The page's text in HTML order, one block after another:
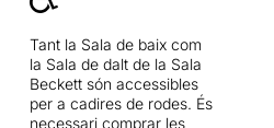
Ell ésOriol Genís amb una
magnífica interpretació
d’una vida, segons sembla
(ens ho vol fer creure amb el
seu to de veu), senzilla però
carregada de detalls i de
Tant la Sala de baix com
la Sala de dalt de la Sala
Beckett són accessibles
per a cadires de rodes. És
necessari comprar les